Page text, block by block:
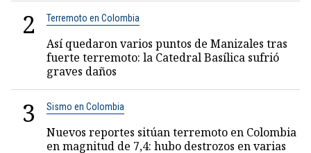
2 Terremoto en Colombia
Así quedaron varios puntos de Manizales tras
fuerte terremoto: la Catedral Basílica sufrió
graves daños
3 Sismo en Colombia
Nuevos reportes sitúan terremoto en Colombia
en magnitud de 7,4: hubo destrozos en varias